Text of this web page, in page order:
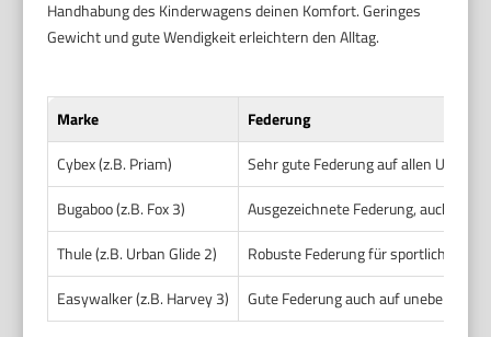
Handhabung des Kinderwagens deinen Komfort. Geringes
Gewicht und gute Wendigkeit erleichtern den Alltag.
Marke
Federung
Cybex (z.B. Priam)
Sehr gute Federung auf allen
Bugaboo (z.B. Fox 3)
Ausgezeichnete Federung, auch im
Thule (z.B. Urban Glide 2)
Robuste Federung für sportliche
Easywalker (z.B. Harvey 3)
Gute Federung auch auf unebenem